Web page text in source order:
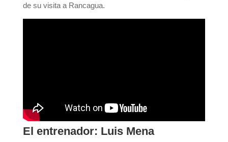
de su visita a Rancagua.
El entrenador: Luis Mena